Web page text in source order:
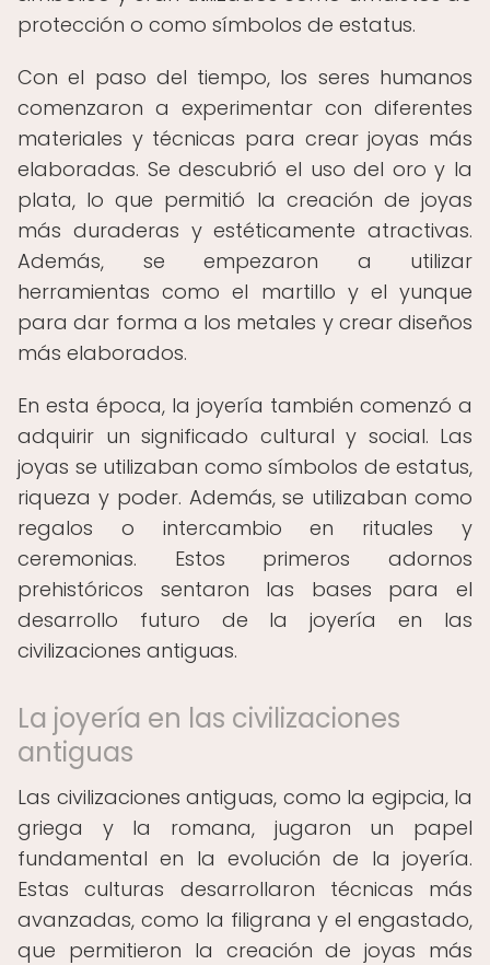
protección o como símbolos de estatus.
Con el paso del tiempo, los seres humanos
comenzaron a experimentar con diferentes
materiales y técnicas para crear joyas más
elaboradas. Se descubrió el uso del oro y la
plata, lo que permitió la creación de joyas
más duraderas y estéticamente atractivas.
Además, se empezaron a utilizar
herramientas como el martillo y el yunque
para dar forma a los metales y crear diseños
más elaborados.
En esta época, la joyería también comenzó a
adquirir un significado cultural y social. Las
joyas se utilizaban como símbolos de estatus,
riqueza y poder. Además, se utilizaban como
regalos o intercambio en rituales y
ceremonias. Estos primeros adornos
prehistóricos sentaron las bases para el
desarrollo futuro de la joyería en las
civilizaciones antiguas.
La joyería en las civilizaciones
antiguas
Las civilizaciones antiguas, como la egipcia, la
griega y la romana, jugaron un papel
fundamental en la evolución de la joyería.
Estas culturas desarrollaron técnicas más
avanzadas, como la filigrana y el engastado,
que permitieron la creación de joyas más